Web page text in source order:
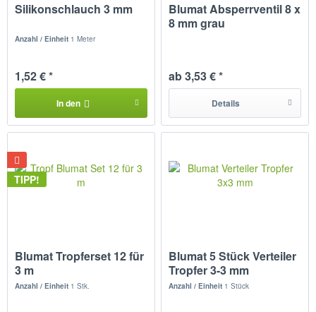
Silikonschlauch 3 mm
Anzahl / Einheit 1 Meter
1,52 € *
In den
Blumat Absperrventil 8 x
8 mm grau
ab 3,53 € *
Details
TIPP!
Blumat Tropferset 12 für
3 m
Pflanzenbewässerung
Anzahl / Einheit 1 Stk.
Blumat 5 Stück Verteiler
Tropfer 3-3 mm
Anzahl / Einheit 1 Stück